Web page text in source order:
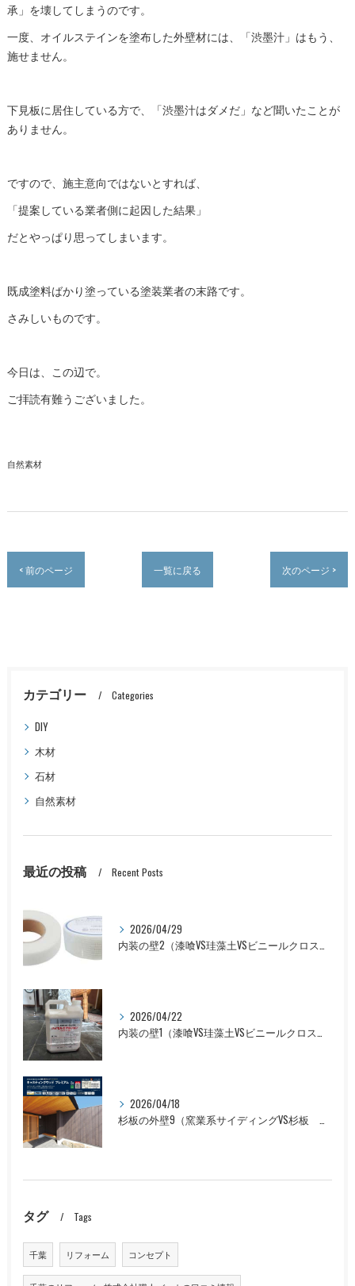
承」を壊してしまうのです。
一度、オイルステインを塗布した外壁材には、「渋墨汁」はもう、
施せません。
下見板に居住している方で、「渋墨汁はダメだ」など聞いたことが
ありません。
ですので、施主意向ではないとすれば、
「提案している業者側に起因した結果」
だとやっぱり思ってしまいます。
既成塗料ばかり塗っている塗装業者の末路です。
さみしいものです。
今日は、この辺で。
ご拝読有難うございました。
自然素材
< 前のページ 一覧に戻る 次のページ >
カテゴリー Categories
DIY
木材
石材
自然素材
最近の投稿 Recent Posts
2026/04/29
内装の壁2（漆喰VS珪藻土VSビニールクロス 価格比較編）
2026/04/22
内装の壁1（漆喰VS珪藻土VSビニールクロス 性能比較編）
2026/04/18
杉板の外壁9（窯業系サイディングVS杉板 価格比較編）
タグ Tags
千葉 リフォーム コンセプト